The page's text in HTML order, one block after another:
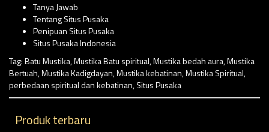
Tanya Jawab
Tentang Situs Pusaka
Penipuan Situs Pusaka
Situs Pusaka Indonesia
Tag:Batu Mustika,Mustika Batu spiritual,Mustika bedah aura,Mustika
Bertuah,Mustika Kadigdayan,Mustika kebatinan,Mustika Spiritual,
perbedaan spiritual dan kebatinan,Situs Pusaka
Produk terbaru